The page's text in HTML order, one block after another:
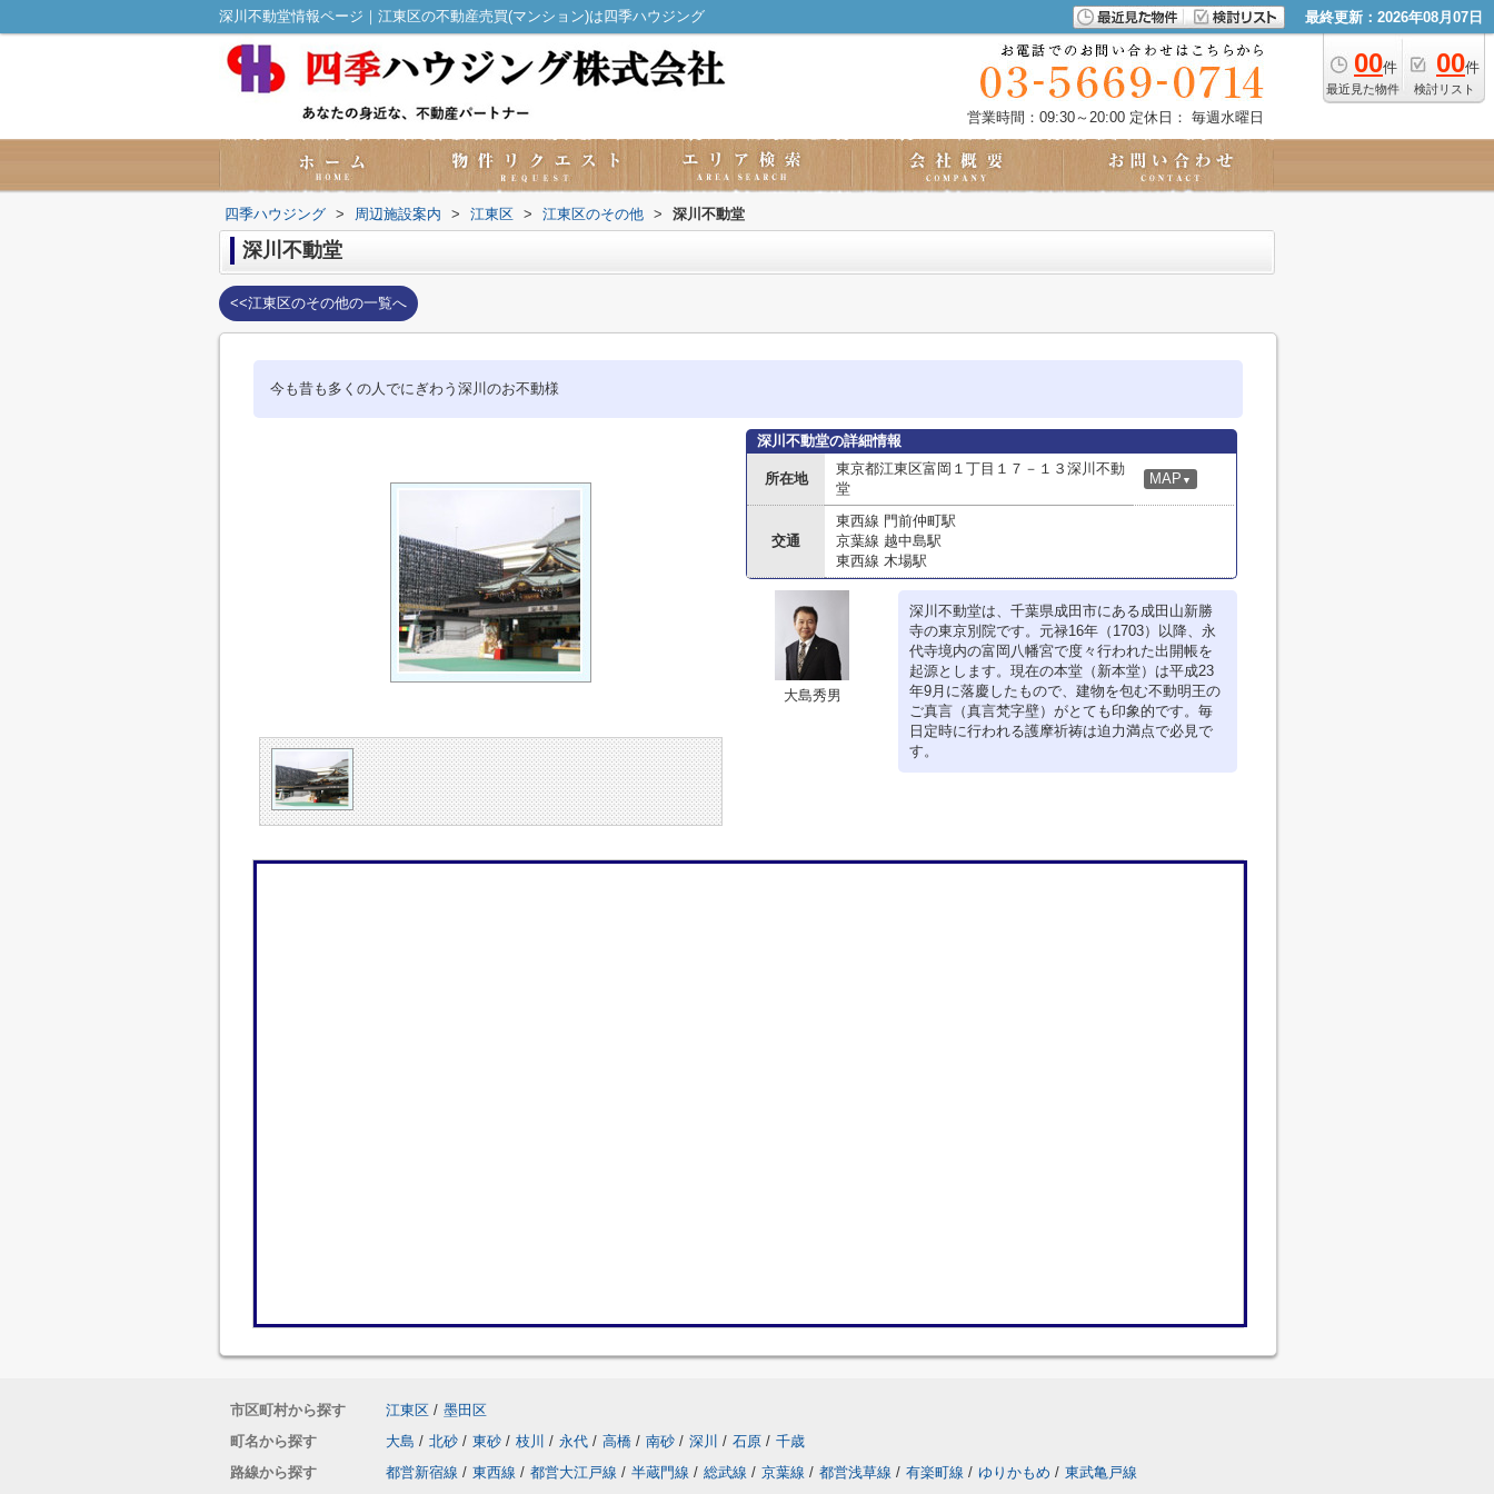
深川不動堂情報ページ｜江東区の不動産売買(マンション)は四季ハウジング 最終更新：2026年08月07日
00件
最近見た物件
00件
検討リスト
営業時間：09:30～20:00 定休日： 毎週水曜日
四季ハウジング > 周辺施設案内 > 江東区 > 江東区のその他 > 深川不動堂
深川不動堂
<<江東区のその他の一覧へ
今も昔も多くの人でにぎわう深川のお不動様
深川不動堂の詳細情報
所在地
東京都江東区富岡１丁目１７－１３深川不動
堂
MAP ▼
交通
東西線 門前仲町駅
京葉線 越中島駅
東西線 木場駅
大島秀男
深川不動堂は、千葉県成田市にある成田山新勝
寺の東京別院です。元禄16年（1703）以降、永
代寺境内の富岡八幡宮で度々行われた出開帳を
起源とします。現在の本堂（新本堂）は平成23
年9月に落慶したもので、建物を包む不動明王の
ご真言（真言梵字壁）がとても印象的です。毎
日定時に行われる護摩祈祷は迫力満点で必見で
す。
市区町村から探す 江東区 / 墨田区
町名から探す
大島 / 北砂 / 東砂 / 枝川 / 永代 / 高橋 / 南砂 / 深川 / 石原 / 千歳
路線から探す
都営新宿線 / 東西線 / 都営大江戸線 / 半蔵門線 / 総武線 / 京葉線 / 都営浅草線 / 有楽町線 / ゆりかもめ / 東武亀戸線